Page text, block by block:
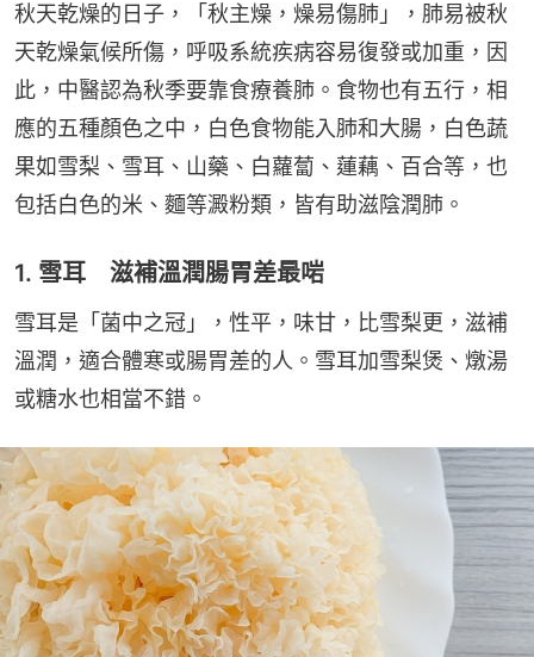
秋天乾燥的日子，「秋主燥，燥易傷肺」，肺易被秋
天乾燥氣候所傷，呼吸系統疾病容易復發或加重，因
此，中醫認為秋季要靠食療養肺。食物也有五行，相
應的五種顏色之中，白色食物能入肺和大腸，白色蔬
果如雪梨、雪耳、山藥、白蘿蔔、蓮藕、百合等，也
包括白色的米、麵等澱粉類，皆有助滋陰潤肺。
1. 雪耳 滋補溫潤腸胃差最啱
雪耳是「菌中之冠」，性平，味甘，比雪梨更，滋補
溫潤，適合體寒或腸胃差的人。雪耳加雪梨煲、燉湯
或糖水也相當不錯。